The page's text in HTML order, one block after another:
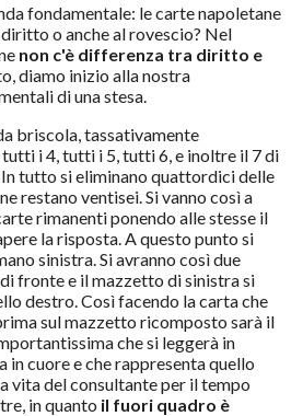
fondamentale: le carte napoletane
o anche al rovescio? Nel
non c'è differenza tra diritto e
diamo inizio alla nostra
di una stesa.
briscola, tassativamente
i 4, tutti i 5, tutti 6, e inoltre il 7 di
tutto si eliminano quattordici delle
restano ventisei. Si vanno così a
rimanenti ponendo alle stesse il
la risposta. A questo punto si
sinistra. Si avranno così due
fronte e il mazzetto di sinistra si
destro. Così facendo la carta che
sul mazzetto ricomposto sarà il
che si leggerà in
in cuore e che rappresenta quello
vita del consultante per il tempo
in quanto il fuori quadro è